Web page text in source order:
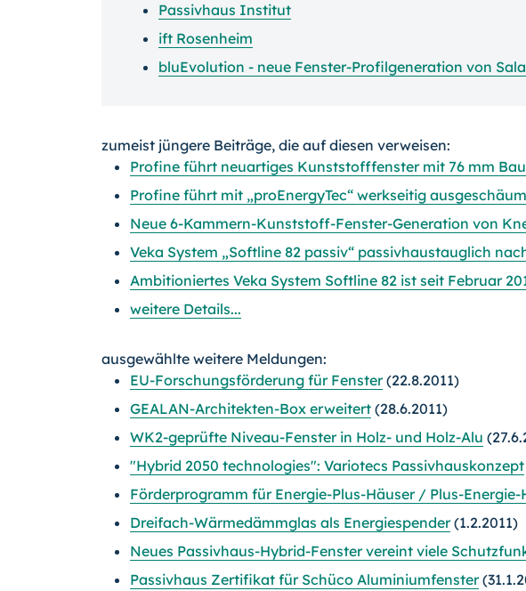
Passivhaus Institut
ift Rosenheim
bluEvolution - neue Fenster-Profilgeneration von
zumeist jüngere Beiträge, die auf diesen verweisen:
Profine führt neuartiges Kunststofffenster mit 76 mm
Profine führt mit „proEnergyTec“ werkseitig
Neue 6-Kammern-Kunststoff-Fenster-Generation von
Veka System „Softline 82 passiv“ passivhaustauglich
Ambitioniertes Veka System Softline 82 ist seit Februar
weitere Details...
ausgewählte weitere Meldungen:
EU-Forschungsförderung für Fenster(22.8.2011)
GEALAN-Architekten-Box erweitert (28.6.2011)
WK2-geprüfte Niveau-Fenster in Holz- und Holz-Alu
"Hybrid 2050 technologies": Variotecs Passivhauskonzept
Förderprogramm für Energie-Plus-Häuser / Plus-Energie-
Dreifach-Wärmedämmglas als Energiespender(1.2.2011)
Neues Passivhaus-Hybrid-Fenster vereint viele
Passivhaus Zertifikat für Schüco Aluminiumfenster